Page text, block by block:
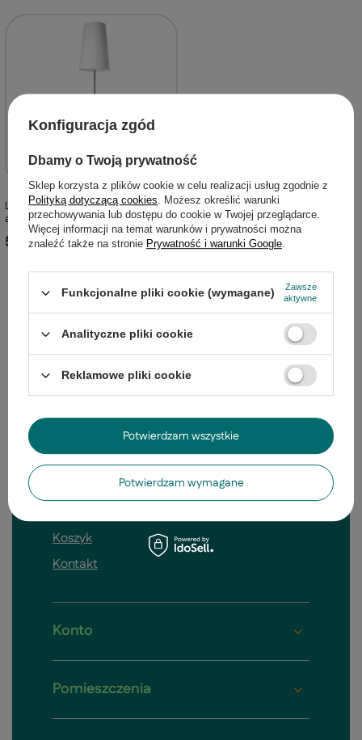
Lampa podłogowa Taflo trójnóg z
abażurem do salonu 1-punktowa E27
524,99 zł / szt.
Zamówienia
Zwrot
Koszyk
Kontakt
Konto
Pomieszczenia
Konfiguracja zgód
Dbamy o Twoją prywatność
Sklep korzysta z plików cookie w celu realizacji usług zgodnie z
Polityką dotyczącą cookies. Możesz określić warunki
przechowywania lub dostępu do cookie w Twojej przeglądarce.
Więcej informacji na temat warunków i prywatności można
znaleźć także na stronie Prywatność i warunki Google.
Funkcjonalne pliki cookie (wymagane)
Zawsze
aktywne
Analityczne pliki cookie
Reklamowe pliki cookie
Potwierdzam wymagane
Potwierdzam wszystkie